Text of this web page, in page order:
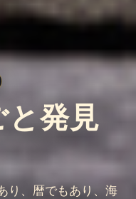
と発見
り、暦でもあり、海